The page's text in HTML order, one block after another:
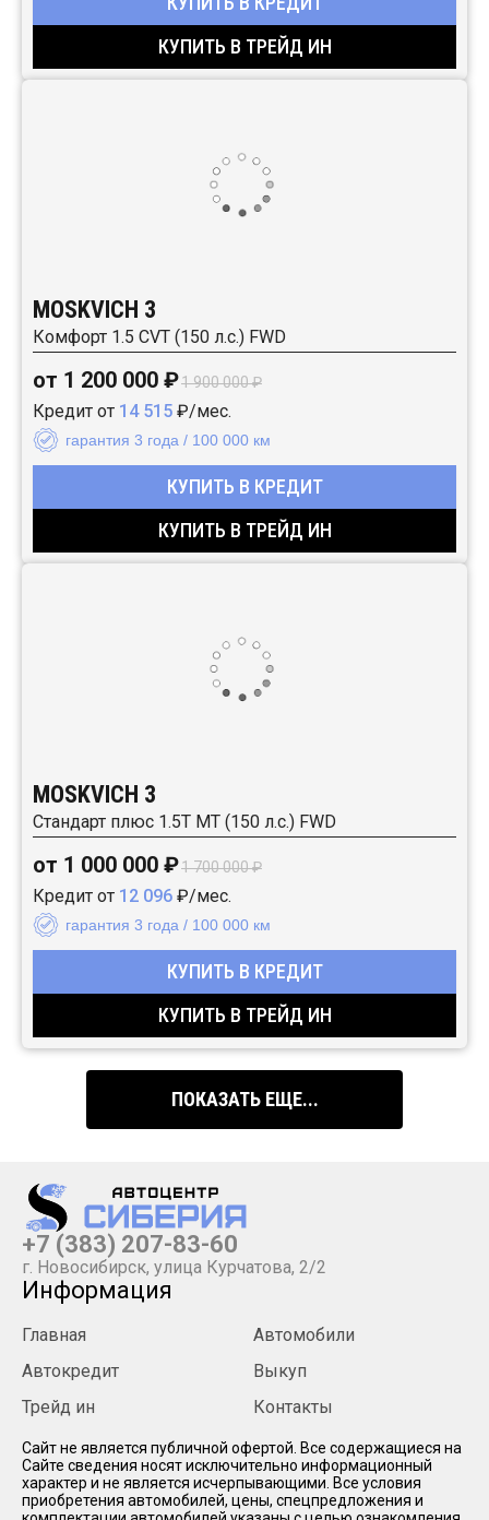
КУПИТЬ В ТРЕЙД ИН
MOSKVICH 3
Комфорт 1.5 CVT (150 л.с.) FWD
от 1 200 000 ₽1 900 000 ₽
Кредит от 14 515 ₽/мес.
гарантия 3 года / 100 000 км
КУПИТЬ В КРЕДИТ
КУПИТЬ В ТРЕЙД ИН
MOSKVICH 3
Стандарт плюс 1.5T MT (150 л.с.) FWD
от 1 000 000 ₽1 700 000 ₽
Кредит от 12 096 ₽/мес.
гарантия 3 года / 100 000 км
КУПИТЬ В КРЕДИТ
КУПИТЬ В ТРЕЙД ИН
ПОКАЗАТЬ ЕЩЕ...
+7 (383) 207-83-60
г. Новосибирск, улица Курчатова, 2/2
Информация
Главная
Автомобили
Автокредит
Выкуп
Трейд ин
Контакты
Cайт не является публичной офертой. Все содержащиеся на
Сайте сведения носят исключительно информационный
характер и не является исчерпывающими. Все условия
приобретения автомобилей, цены, спецпредложения и